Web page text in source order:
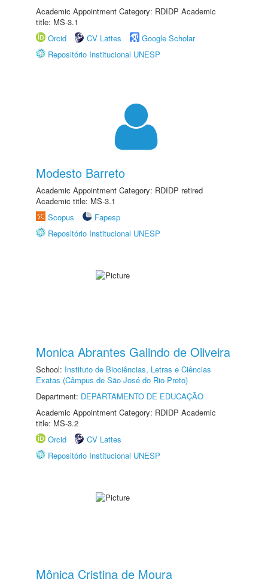
Academic Appointment Category: RDIDP Academic
title: MS-3.1
Orcid
CV Lattes
Google Scholar
Repositório Institucional UNESP
Modesto Barreto
Academic Appointment Category: RDIDP retired
Academic title: MS-3.1
Scopus
Fapesp
Repositório Institucional UNESP
Monica Abrantes Galindo de Oliveira
School: Instituto de Biociências, Letras e Ciências
Exatas (Câmpus de São José do Rio Preto)
Department: DEPARTAMENTO DE EDUCAÇÃO
Academic Appointment Category: RDIDP Academic
title: MS-3.2
Orcid
CV Lattes
Repositório Institucional UNESP
Mônica Cristina de Moura